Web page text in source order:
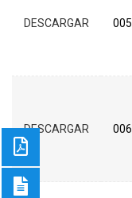
DESCARGAR 005
DESCARGAR 006